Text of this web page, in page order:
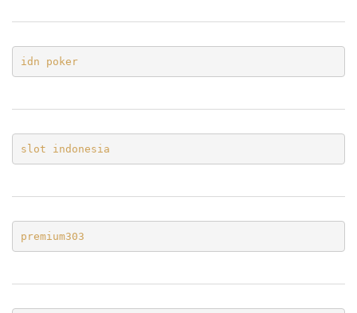
idn poker
slot indonesia
premium303